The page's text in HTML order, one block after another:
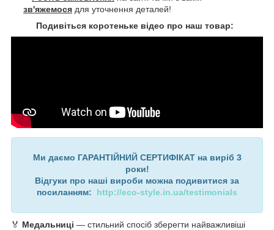
зв'яжемося для уточнення деталей!
Подивіться коротеньке відео про наш товар:
Ми даємо ГАРАНТІЙНИЙ СЕРТИФІКАТ на виріб 3
роки!
Відгуки про наші вироби можна подивитися за
посиланням: http://eco-style.in.ua/testimonials
🏅 Медальниці — стильний спосіб зберегти найважливіші